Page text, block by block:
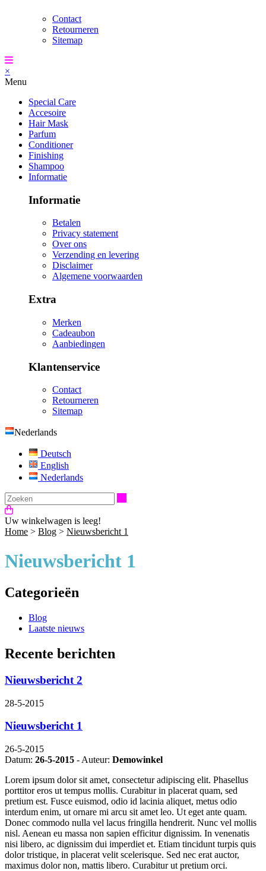
Contact
Retourneren
Sitemap
×
Menu
Special Care
Accesoire
Hair Mask
Parfum
Conditioner
Finishing
Shampoo
Informatie
Informatie
Betalen
Privacy statement
Over ons
Verzending en levering
Disclaimer
Algemene voorwaarden
Extra
Merken
Cadeaubon
Aanbiedingen
Klantenservice
Contact
Retourneren
Sitemap
Nederlands
Deutsch
English
Nederlands
Uw winkelwagen is leeg!
Home > Blog > Nieuwsbericht 1
Nieuwsbericht 1
Categorieën
Blog
Laatste nieuws
Recente berichten
Nieuwsbericht 2
28-5-2015
Nieuwsbericht 1
26-5-2015
Datum: 26-5-2015 - Auteur: Demowinkel
Lorem ipsum dolor sit amet, consectetur adipiscing elit. Phasellus
porttitor eros ut tempus mollis. Curabitur in placerat quam, sed
pretium est. Fusce euismod, odio id lacinia aliquet, metus odio
interdum enim, ut ornare mi arcu sit amet leo. Ut eget ante quam.
Donec commodo nulla vel lacus fringilla hendrerit. Nunc vel mollis
nisl. Aenean eu massa non sapien efficitur dignissim. In venenatis
nisi libero, ac dignissim dui imperdiet et. Etiam tincidunt turpis quis
dolor tristique, in placerat velit scelerisque. Sed nec erat auctor,
maximus dolor non, mattis libero. Curabitur ut pretium orci.